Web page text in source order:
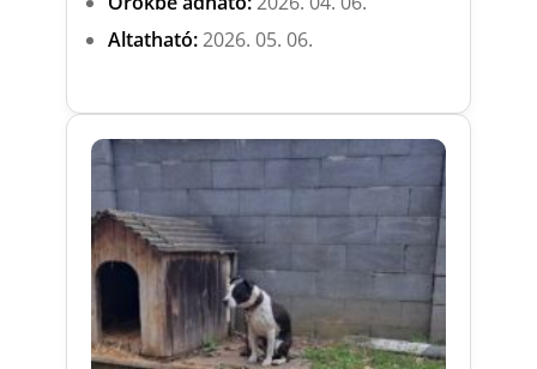
Altatható:2026. 05. 06.